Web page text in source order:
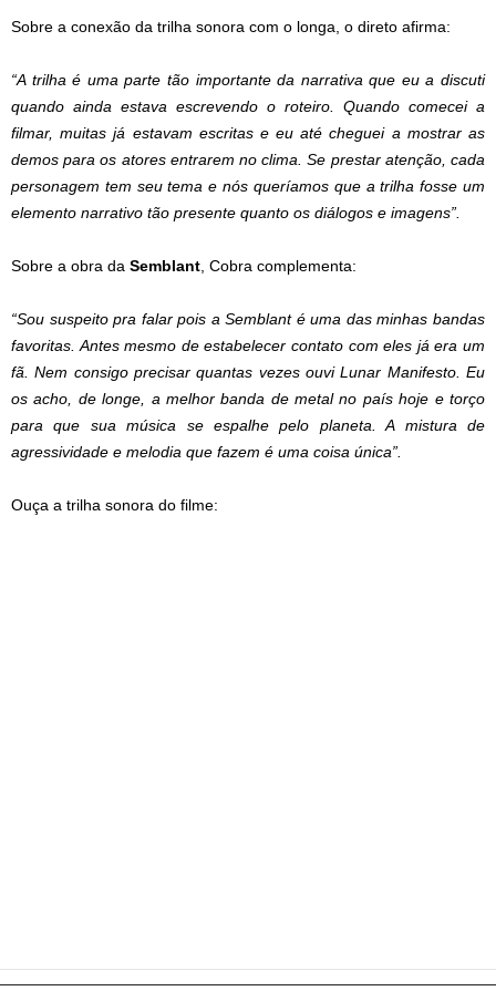
Sobre a conexão da trilha sonora com o longa, o direto afirma:
“A trilha é uma parte tão importante da narrativa que eu a discuti
quando ainda estava escrevendo o roteiro. Quando comecei a
filmar, muitas já estavam escritas e eu até cheguei a mostrar as
demos para os atores entrarem no clima. Se prestar atenção, cada
personagem tem seu tema e nós queríamos que a trilha fosse um
elemento narrativo tão presente quanto os diálogos e imagens”.
Sobre a obra da Semblant , Cobra complementa:
“Sou suspeito pra falar pois a Semblant é uma das minhas bandas
favoritas. Antes mesmo de estabelecer contato com eles já era um
fã. Nem consigo precisar quantas vezes ouvi Lunar Manifesto. Eu
os acho, de longe, a melhor banda de metal no país hoje e torço
para que sua música se espalhe pelo planeta. A mistura de
agressividade e melodia que fazem é uma coisa única”.
Ouça a trilha sonora do filme: